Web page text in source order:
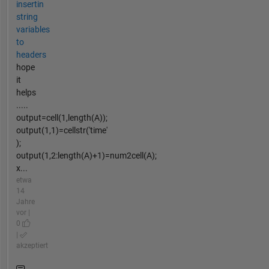
insertin
string
variables
to
headers
hope
it
helps
.....
output=cell(1,length(A));
output(1,1)=cellstr('time'
);
output(1,2:length(A)+1)=num2cell(A);
x...
etwa
14
Jahre
vor |
0
akzeptiert